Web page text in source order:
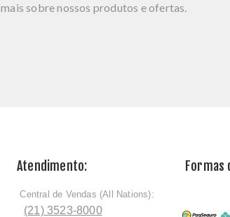
mais sobre nossos produtos e ofertas.
Atendimento:
ﾠCentral de Vendas (All Nations):
(21) 3523-8000
Formas